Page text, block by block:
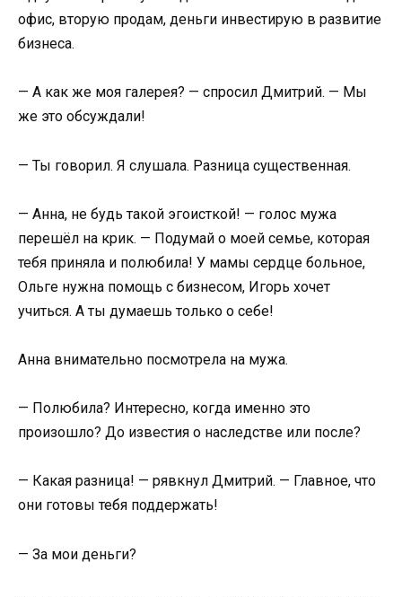
офис, вторую продам, деньги инвестирую в развитие
бизнеса.
— А как же моя галерея? — спросил Дмитрий. — Мы
же это обсуждали!
— Ты говорил. Я слушала. Разница существенная.
— Анна, не будь такой эгоисткой! — голос мужа
перешёл на крик. — Подумай о моей семье, которая
тебя приняла и полюбила! У мамы сердце больное,
Ольге нужна помощь с бизнесом, Игорь хочет
учиться. А ты думаешь только о себе!
Анна внимательно посмотрела на мужа.
— Полюбила? Интересно, когда именно это
произошло? До известия о наследстве или после?
— Какая разница! — рявкнул Дмитрий. — Главное, что
они готовы тебя поддержать!
— За мои деньги?